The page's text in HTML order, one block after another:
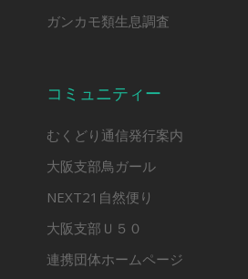
ガンカモ類生息調査
コミュニティー
むくどり通信発行案内
大阪支部鳥ガール
NEXT21自然便り
大阪支部Ｕ５０
連携団体ホームページ